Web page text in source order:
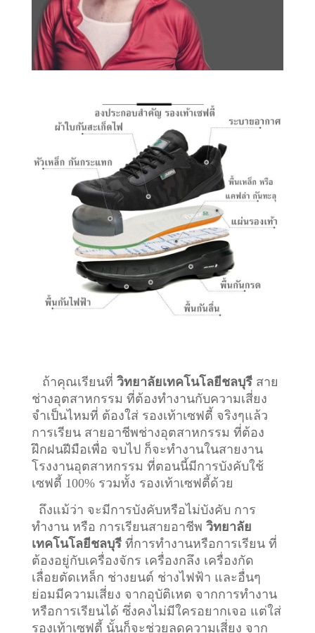
ถ้าคุณเรียนที่ วิทยาลัยเทคโนโลยีชลบุรีสาย
ช่างอุตสาหกรรม ที่ต้องทำงานกับความเสี่ยง
จำเป็นไหมที่ ต้องใส่ รองเท้าเซฟตี้ จริงๆแล้ว
การเรียน สายอาชีพช่างอุตสาหกรรม ที่ต้อง
ฝึกฝนฝีมือเพื่อ จบไป ก็จะทำงานในสายงาน
โรงงานอุตสาหกรรม ที่ตอนนี้มีการบังคับใช้
เซฟตี้ 100% รวมทั้ง รองเท้าเซฟตี้ด้วย
ถึงแม้ว่า จะมีการบังคับหรือไม่บังคับ การ
ทำงาน หรือ การเรียนสายอาชีพ วิทยาลัย
เทคโนโลยีชลบุรีที่การทำงานหรือการเรียน ที่
ต้องอยู่กับเครื่องจักร เครื่องกลึง เครื่องกัด
เลื่อยตัดเหล็ก ช่างยนต์ ช่างไฟฟ้า และอื่นๆ
ย่อมมีความเสี่ยง จากอุบัติเหต จากการทำงาน
หรือการเรียนได้ ซึ่งคงไม่มีใครอยากเจอ แต่ใส่
รองเท้าเซฟตี้ นั้นก็จะช่วยลดความเสี่ยง จาก